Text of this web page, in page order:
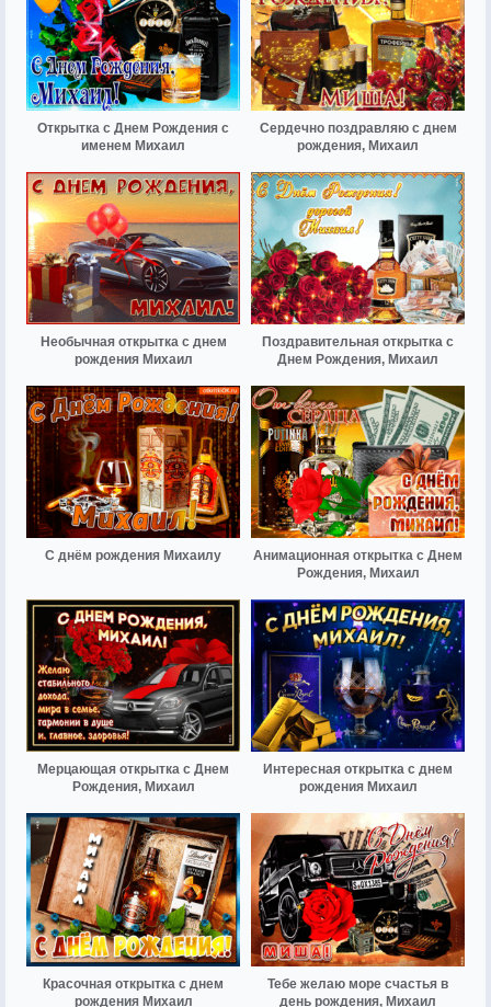
Открытка с Днем Рождения с
именем Михаил
Сердечно поздравляю с днем
рождения, Михаил
Необычная открытка с днем
рождения Михаил
Поздравительная открытка с
Днем Рождения, Михаил
С днём рождения Михаилу
Анимационная открытка с Днем
Рождения, Михаил
Мерцающая открытка с Днем
Рождения, Михаил
Интересная открытка с днем
рождения Михаил
Красочная открытка с днем
рождения Михаил
Тебе желаю море счастья в
день рождения, Михаил